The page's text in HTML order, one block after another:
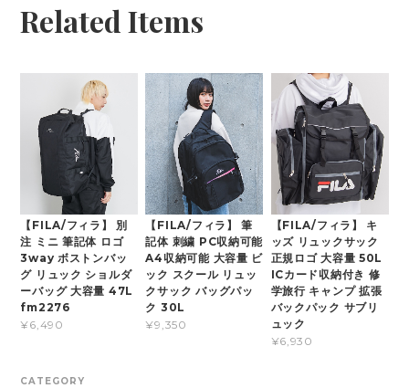
Related Items
【FILA/フィラ】 別
注 ミニ 筆記体 ロゴ
3way ボストンバッ
グ リュック ショルダ
ーバッグ 大容量 47L
fm2276
¥6,490
【FILA/フィラ】 筆
記体 刺繍 PC収納可能
A4収納可能 大容量 ビ
ック スクール リュッ
クサック バッグパッ
ク 30L
¥9,350
【FILA/フィラ】 キ
ッズ リュックサック
正規ロゴ 大容量 50L
ICカード収納付き 修
学旅行 キャンプ 拡張
バックパック サブリ
ュック
¥6,930
CATEGORY